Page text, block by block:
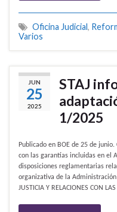
Oficina Judicial ,
Varios
JUN
25
2025
STAJ
1/2025
Publicado en BOE de 25 de
con las garantías incluidas en el
disposiciones reglamentarias
organizativa de la Administración
JUSTICIA Y RELACIONES CON